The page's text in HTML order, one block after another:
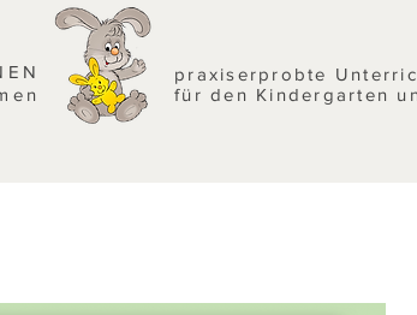
praxiserprobte
für den Kindergarten